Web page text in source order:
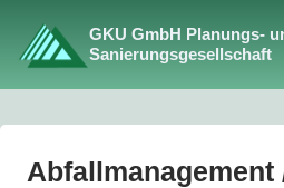
springen
GKU GmbH Planungs-
Sanierungsgesellschaft
Abfallmanagement